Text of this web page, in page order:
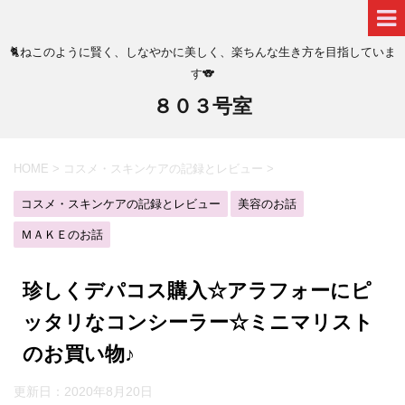
🐈ねこのように賢く、しなやかに美しく、楽ちんな生き方を目指していま
す🐨
８０３号室
HOME > コスメ・スキンケアの記録とレビュー >
コスメ・スキンケアの記録とレビュー 美容のお話
ＭＡＫＥのお話
珍しくデパコス購入☆アラフォーにピ
ッタリなコンシーラー☆ミニマリスト
のお買い物♪
更新日： 2020年8月20日